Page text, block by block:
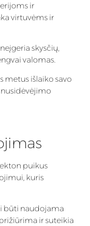
ir
virtuvėms ir
skysčių,
valomas.
metus išlaiko savo
puikus
kuris
būti naudojama
ir suteikia